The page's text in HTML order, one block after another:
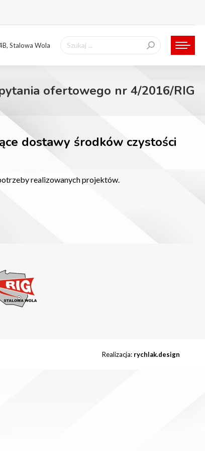
Stalowa Wola Szukaj:
ofertowego nr 4/2016/RIG
dostawy środków czystości
realizowanych projektów.
Realizacja: rychlak.design